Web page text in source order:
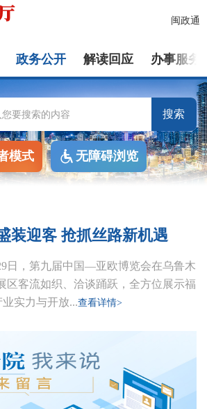
闽政通
政务公开 解读回应 办事服务
搜索
模式 无障碍浏览
装迎客 抢抓丝路新机遇
，第九届中国—亚欧博览会在乌鲁木
区客流如织、洽谈踊跃，全方位展示福
业实力与开放...查看详情>